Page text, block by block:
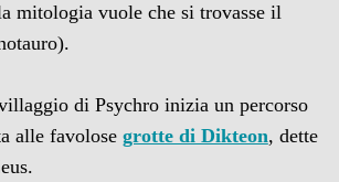
mitologia vuole che si trovasse il
di Psychro inizia un percorso
alle favolose grotte di Dikteon, dette